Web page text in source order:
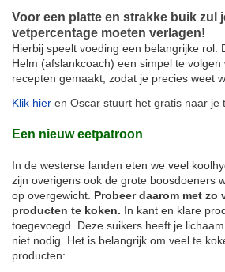
Voor een platte en strakke buik zul
vetpercentage moeten verlagen!
Hierbij speelt voeding een belangrijke rol.
Helm (afslankcoach) een simpel te volgen
recepten gemaakt, zodat je precies weet
Klik hier en Oscar stuurt het gratis naar je
Een nieuw eetpatroon
In de westerse landen eten we veel
zijn overigens ook de grote boosdoeners
op overgewicht. Probeer daarom met zo
producten te koken. In kant en klare
toegevoegd. Deze suikers heeft je
niet nodig. Het is belangrijk om veel te
producten: